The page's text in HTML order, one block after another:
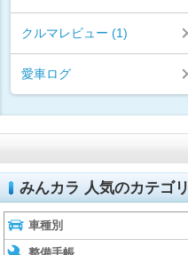
クルマレビュー (1)
愛車ログ
みんカラ 人気のカテゴリ
車種別